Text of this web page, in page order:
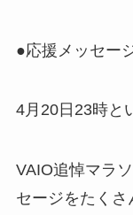
●応援メッセー
4月20日23時と
VAIO追悼マラ
セージをたく